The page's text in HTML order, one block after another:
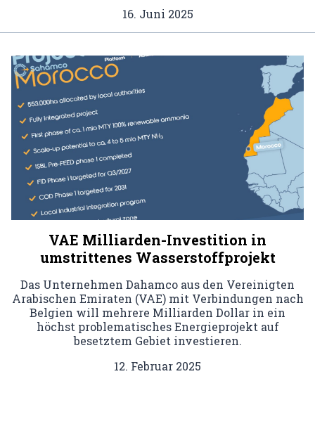
16. Juni 2025
VAE Milliarden-Investition in
umstrittenes Wasserstoffprojekt
Das Unternehmen Dahamco aus den Vereinigten
Arabischen Emiraten (VAE) mit Verbindungen nach
Belgien will mehrere Milliarden Dollar in ein
höchst problematisches Energieprojekt auf
besetztem Gebiet investieren.
12. Februar 2025